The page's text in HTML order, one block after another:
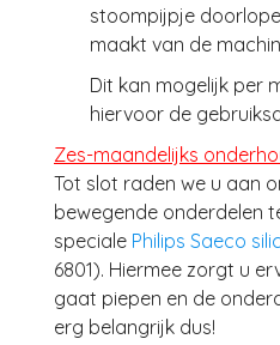
stoompijpje
maakt van de
Dit kan mogelijk per
hiervoor de
Zes-maandelijks
Tot slot raden we u aan
bewegende onderdelen
speciale Philips Saeco
6801). Hiermee zorgt u
gaat piepen en de
erg belangrijk dus!